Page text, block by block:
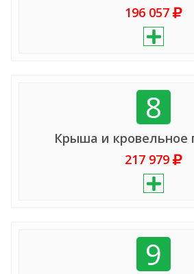
196 057
8
Крыша и кровельное
217 979
9